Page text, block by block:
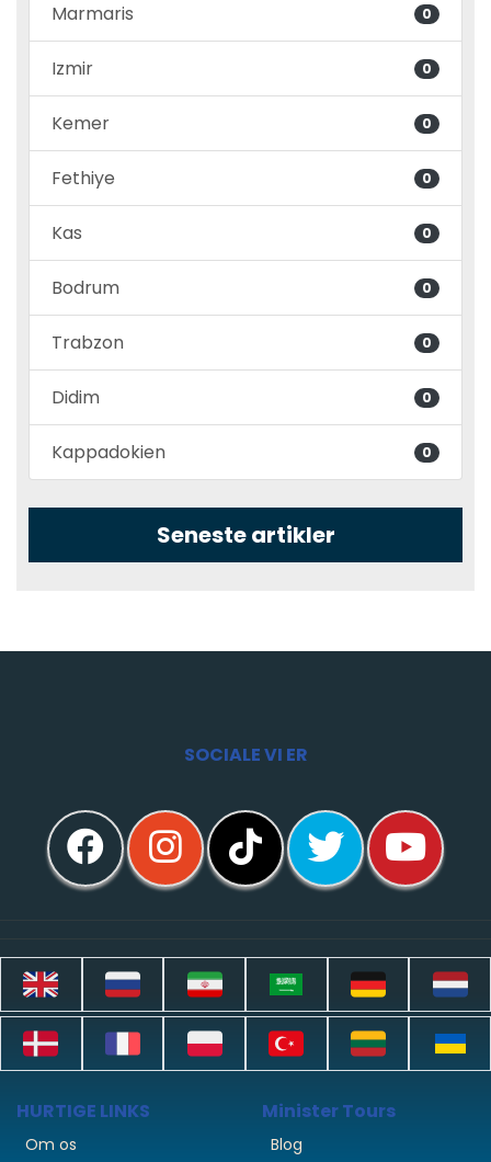
Marmaris 0
Izmir 0
Kemer 0
Fethiye 0
Kas 0
Bodrum 0
Trabzon 0
Didim 0
Kappadokien 0
Seneste artikler
SOCIALE VI ER
HURTIGE LINKS
Om os
Minister Tours
Blog